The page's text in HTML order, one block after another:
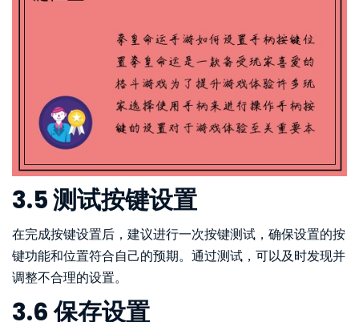
3.5 测试按键设置
在完成按键设置后，建议进行一次按键测试，确保设置的按
键功能和位置符合自己的预期。通过测试，可以及时发现并
调整不合理的设置。
3.6 保存设置